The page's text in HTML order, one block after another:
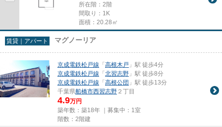
所在階：2階
間取り：1K
面積：20.28㎡
賃貸｜アパート マグノーリア
京成電鉄松戸線 「 高根木戸 」駅 徒歩4分
京成電鉄松戸線 「 北習志野 」駅 徒歩8分
京成電鉄松戸線 「 高根公団 」駅 徒歩13分
千葉県船橋市西習志野 ２丁目
4.9万円
築年数：築18年 ｜募集中： 1室
階数：2階建